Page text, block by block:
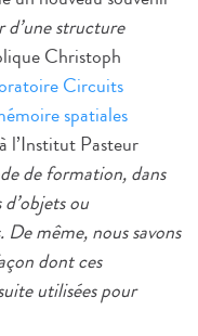
d’une structure
Christoph
Circuits
spatiales
l’Institut Pasteur
de formation, dans
ou
même, nous savons
dont ces
utilisées pour